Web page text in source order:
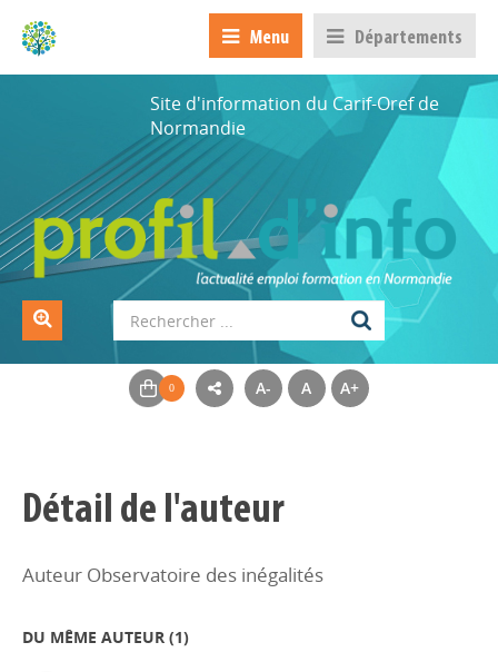
Menu Départements
Site d'information du Carif-Oref de
Normandie
A- A A+
Détail de l'auteur
Auteur Observatoire des inégalités
DU MÊME AUTEUR (1)